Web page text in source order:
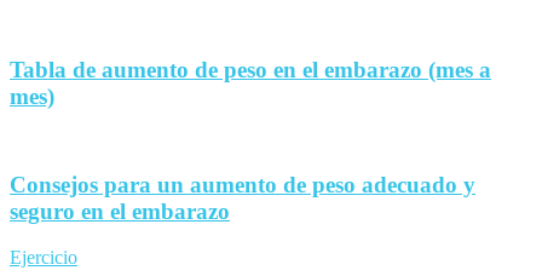
Tabla de aumento de peso en el embarazo (mes a
mes)
Consejos para un aumento de peso adecuado y
seguro en el embarazo
Ejercicio